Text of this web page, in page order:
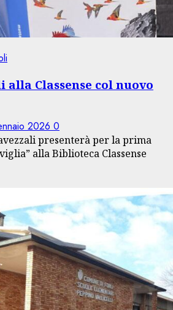
alla Classense col nuovo
2026 0
presenterà per la prima
alla Biblioteca Classense